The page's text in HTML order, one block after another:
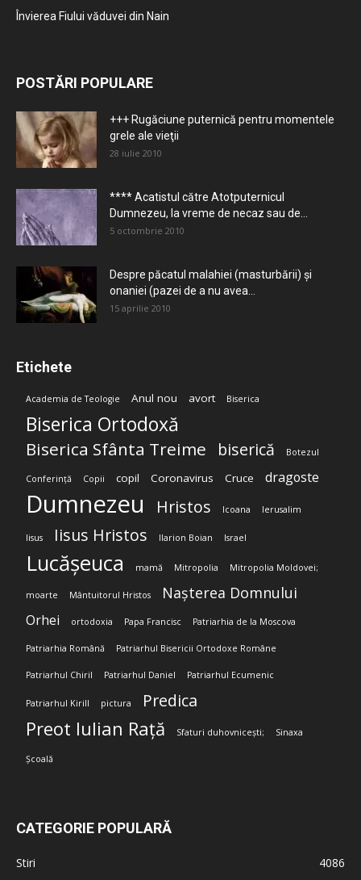
Învierea Fiului văduvei din Nain
POSTĂRI POPULARE
+++ Rugăciune puternică pentru momentele
grele ale vieţii
28 iulie 2010
**** Acatistul către Atotputernicul
Dumnezeu, la vreme de necaz sau de...
5 octombrie 2010
Despre păcatul malahiei (masturbării) şi
onaniei (pazei de a nu avea...
15 aprilie 2010
Etichete
Academia de Teologie Anul nou avort Biserica
Biserica Ortodoxă
Biserica Sfânta Treime biserică Botezul
Conferință Copii copil Coronavirus Cruce dragoste
Dumnezeu Hristos Icoana Ierusalim
Iisus Iisus Hristos Ilarion Boian Israel
Lucășeuca mamă Mitropolia Mitropolia Moldovei;
moarte Mântuitorul Hristos Nașterea Domnului
Orhei ortodoxia Papa Francisc Patriarhia de la Moscova
Patriarhia Română Patriarhul Bisericii Ortodoxe Române
Patriarhul Chiril Patriarhul Daniel Patriarhul Ecumenic
Patriarhul Kirill pictura Predica
Preot Iulian Rață Sfaturi duhovnicești; Sinaxa
Școală
CATEGORIE POPULARĂ
Stiri
4086